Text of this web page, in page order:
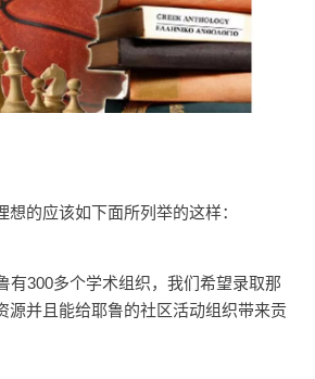
的应该如下面所列举的这样：
有300多个学术组织，我们希望录取那
源并且能给耶鲁的社区活动组织带来贡